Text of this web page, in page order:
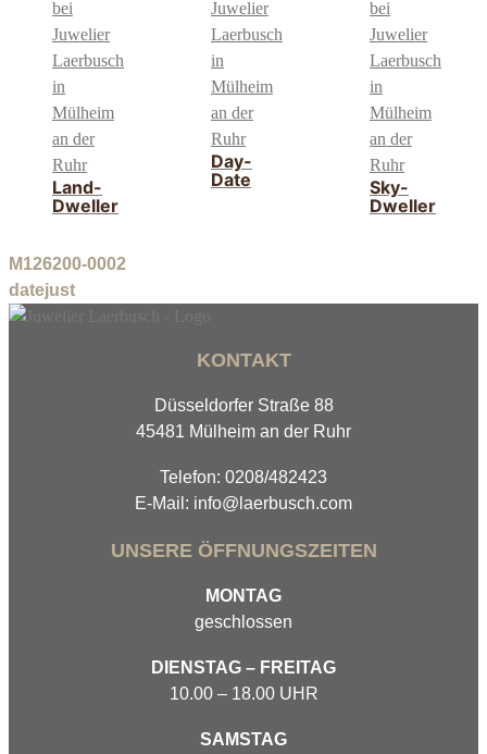
Land-
Dweller
Day-
Date
Sky-
Dweller
M126200-0002
datejust
KONTAKT
Düsseldorfer Straße 88
45481 Mülheim an der Ruhr
Telefon: 0208/482423
E-Mail: info@laerbusch.com
UNSERE ÖFFNUNGSZEITEN
MONTAG
geschlossen
DIENSTAG – FREITAG
10.00 – 18.00 UHR
SAMSTAG